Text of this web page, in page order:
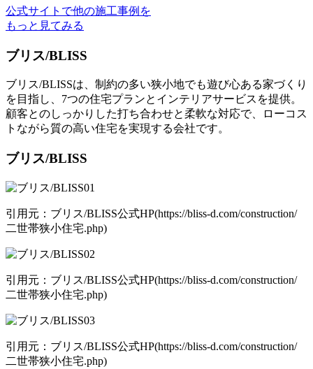
公式サイトで他の施工事例を
もっと見てみる
ブリス/BLISS
ブリス/BLISSは、制約の多い狭小地でも遊び心ある家づくり
を目指し、7つの住宅プランとインテリアサービスを提供。
顧客とのしっかりした打ち合わせと柔軟な対応で、ローコス
トながら質の高い住宅を実現する会社です。
ブリス/BLISS
引用元：ブリス/BLISS公式HP(https://bliss-d.com/construction/
二世帯狭小住宅.php)
引用元：ブリス/BLISS公式HP(https://bliss-d.com/construction/
二世帯狭小住宅.php)
引用元：ブリス/BLISS公式HP(https://bliss-d.com/construction/
二世帯狭小住宅.php)